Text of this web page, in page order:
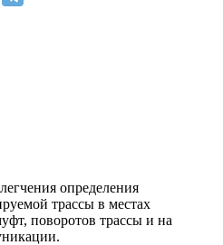
определения
трассы в местах
поворотов трассы и на